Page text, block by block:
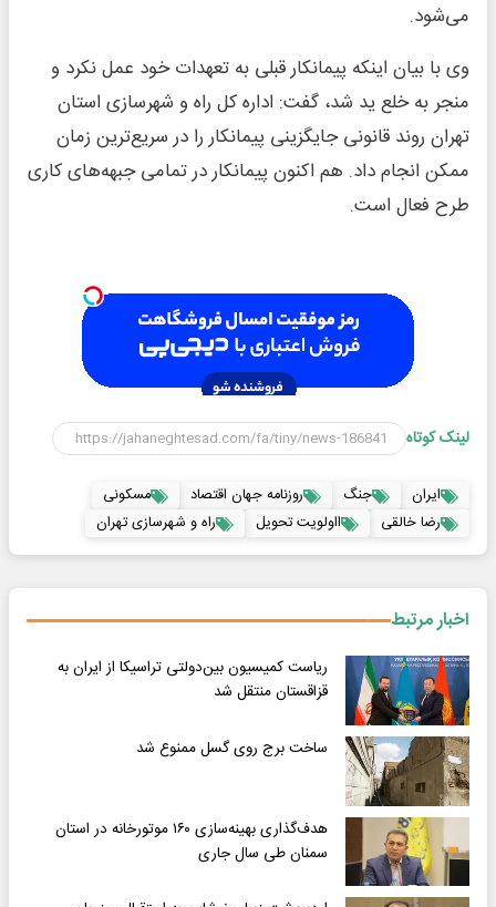
می‌شود.
وی با بیان اینکه پیمانکار قبلی به تعهدات خود عمل نکرد و
منجر به خلع ید شد، گفت: اداره کل راه و شهرسازی استان
تهران روند قانونی جایگزینی پیمانکار را در سریع‌ترین زمان
ممکن انجام داد. هم اکنون پیمانکار در تمامی جبهه‌های کاری
طرح فعال است.
لینک کوتاه
ایران جنگ روزنامه جهان اقتصاد
مسکونی
رضا خالقی
ااولویت تحویل راه و شهرسازی تهران
اخبار مرتبط
ریاست کمیسیون بین‌دولتی تراسیکا از ایران به
قزاقستان منتقل شد
ساخت برج روی گسل ممنوع شد
هدف‌گذاری بهینه‌سازی ۱۶۰ موتورخانه در استان
سمنان طی سال جاری